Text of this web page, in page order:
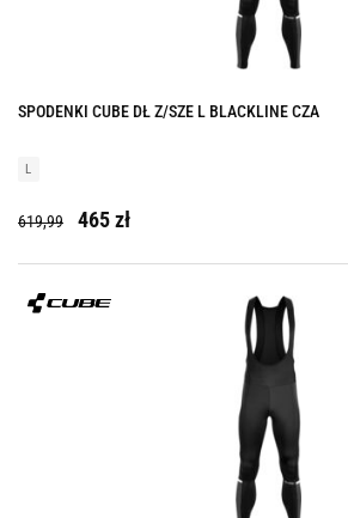
SPODENKI CUBE DŁ Z/SZE L BLACKLINE CZA
L
619,99 465 zł